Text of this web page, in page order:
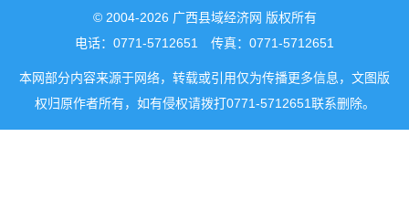
© 2004-2026 广西县域经济网 版权所有
电话：0771-5712651 传真：0771-5712651
本网部分内容来源于网络，转载或引用仅为传播更多信息，文图版
权归原作者所有，如有侵权请拨打0771-5712651联系删除。